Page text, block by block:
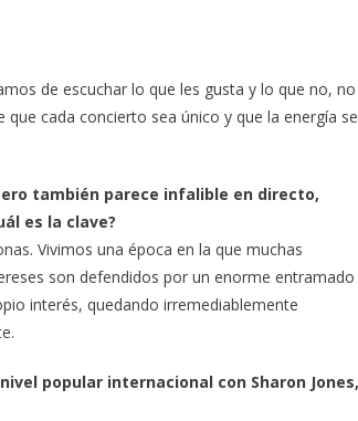
de escuchar lo que les gusta y lo que no, no
cada concierto sea único y que la energía se
también parece infalible en directo,
es la clave?
Vivimos una época en la que muchas
son defendidos por un enorme entramado
interés, quedando irremediablemente
popular internacional con Sharon Jones,